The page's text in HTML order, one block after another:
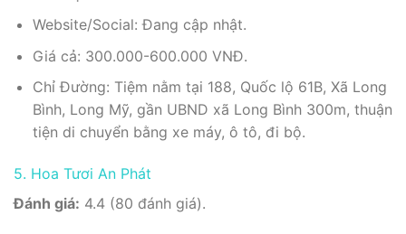
Website/Social: Đang cập nhật.
Giá cả: 300.000-600.000 VNĐ.
Chỉ Đường: Tiệm nằm tại 188, Quốc lộ 61B, Xã Long
Bình, Long Mỹ, gần UBND xã Long Bình 300m, thuận
tiện di chuyển bằng xe máy, ô tô, đi bộ.
5. Hoa Tươi An Phát
Đánh giá: 4.4 (80 đánh giá).